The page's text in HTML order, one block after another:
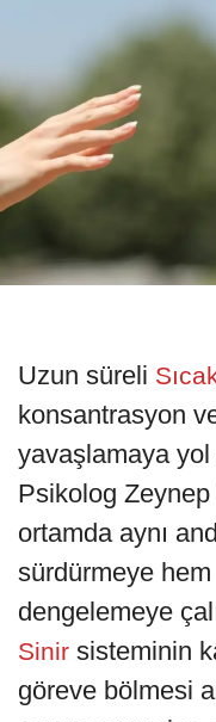
Uzun süreli
konsantrasyon
yavaşlamaya
Psikolog Zeynep
ortamda aynı
sürdürmeye hem
dengelemeye
Sinir sisteminin
göreve bölmesi